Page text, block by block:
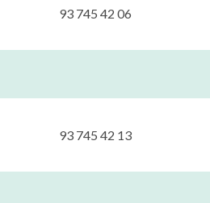
93 745 42 06
93 745 42 13